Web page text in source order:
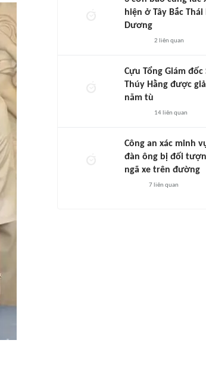
hiện ở Tây Bắc Thái
Dương
2 liên quan
Cựu Tổng Giám đốc
Thúy Hằng được
năm tù
14 liên quan
Công an xác minh
đàn ông bị đối
ngã xe trên đường
7 liên quan